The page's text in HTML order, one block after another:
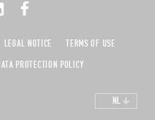
LEGAL NOTICE
TERMS OF USE
PROTECTION POLICY
NL